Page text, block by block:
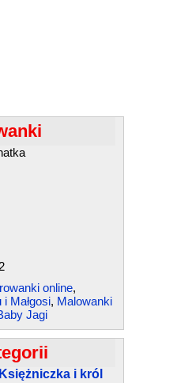
online,
Małgosi, Malowanki
Jagi
Księżniczka i król